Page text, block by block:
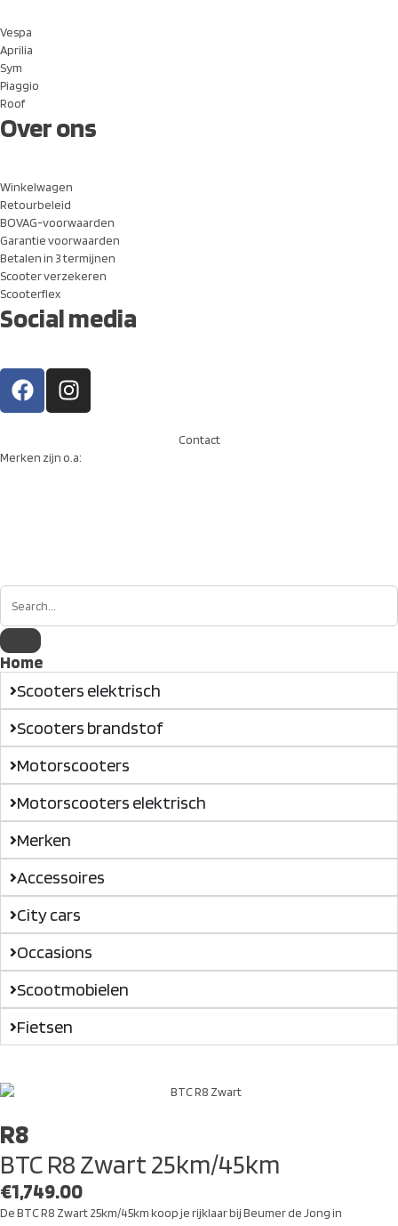
Vespa
Aprilia
Sym
Piaggio
Roof
Over ons
Winkelwagen
Retourbeleid
BOVAG-voorwaarden
Garantie voorwaarden
Betalen in 3 termijnen
Scooter verzekeren
Scooterflex
Social media
Merken zijn o.a:
Contact
Home
Scooters elektrisch
Scooters brandstof
Motorscooters
Motorscooters elektrisch
Merken
Accessoires
City cars
Occasions
Scootmobielen
Fietsen
R8
BTC R8 Zwart 25km/45km
€1,749.00
De BTC R8 Zwart 25km/45km koop je rijklaar bij Beumer de Jong in